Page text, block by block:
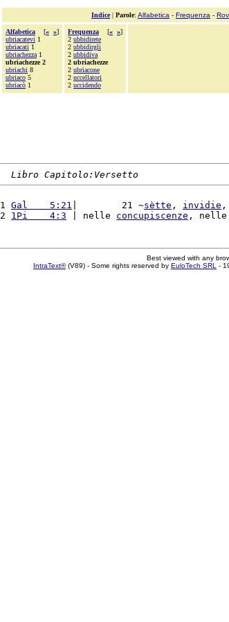
Indice| Parole: Alfabetica - Frequenza -
Alfabetica [« »]
ubriacatevi 1
ubriacati 1
ubriachezza 1
ubriachezze 2
ubriachi 8
ubriaco 5
ubriacò 1
Frequenza [« »]
2 ubbidirete
2 ubbidirgli
2 ubbidiva
2 ubriachezze
2 ubriacone
2 uccellatori
2 uccidendo
Libro Capitolo:Versetto
1 Gal    5:21 |        21 ~sètte , invidie ,
2 1Pi    4:3 | nelle concupiscenze , nelle
Best viewed with any
IntraText®(V89) - Some rights reserved by EuloTech SRL -